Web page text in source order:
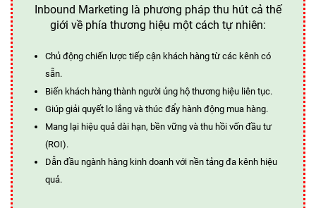
Inbound Marketing là phương pháp thu hút cả thế
giới về phía thương hiệu một cách tự nhiên:
Chủ động chiến lược tiếp cận khách hàng từ các kênh có
sẵn.
Biến khách hàng thành người ủng hộ thương hiệu liên tục.
Giúp giải quyết lo lắng và thúc đẩy hành động mua hàng.
Mang lại hiệu quả dài hạn, bền vững và thu hồi vốn đầu tư
(ROI).
Dẫn đầu ngành hàng kinh doanh với nền tảng đa kênh hiệu
quả.